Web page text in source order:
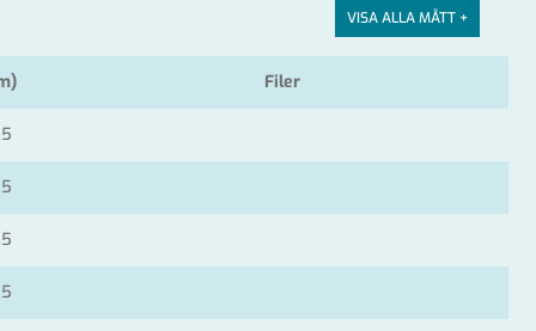
VISA ALLA MÅTT +
Filer